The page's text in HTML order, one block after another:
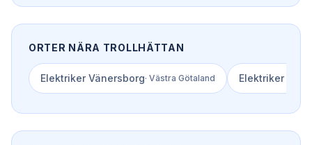
ORTER NÄRA TROLLHÄTTAN
Elektriker Vänersborg· Västra Götaland Elektriker